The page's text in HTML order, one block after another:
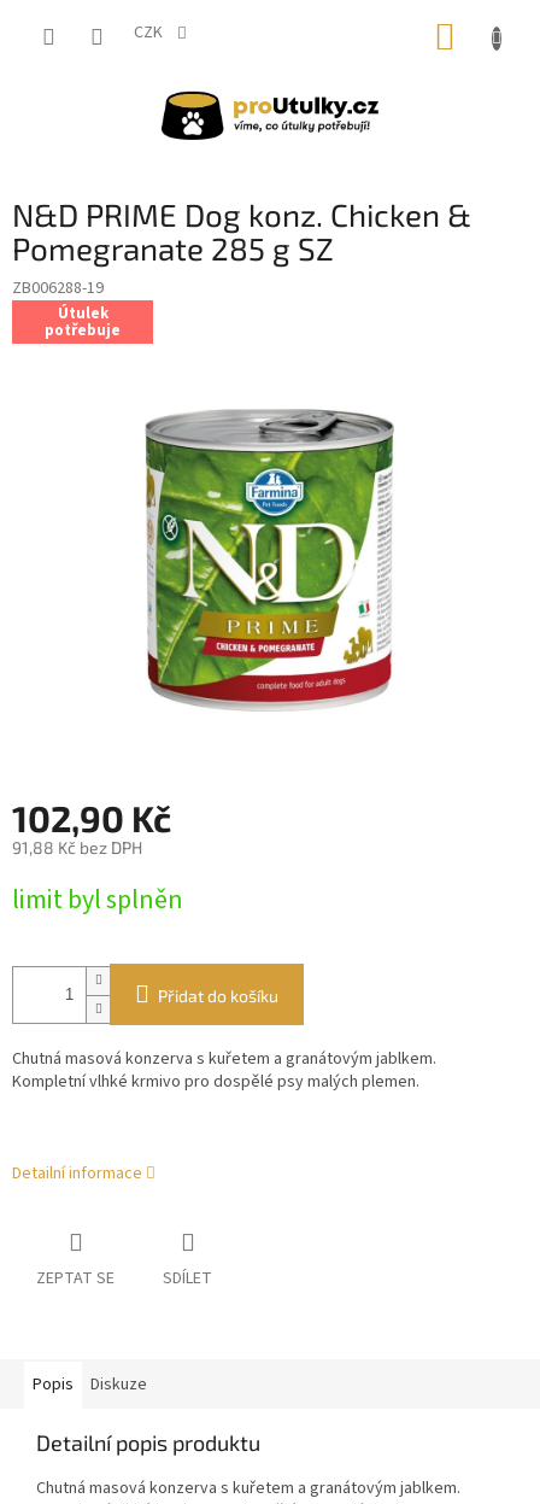
CZK
N&D PRIME Dog konz. Chicken &
Pomegranate 285 g SZ
ZB006288-19
Útulek
potřebuje
102,90 Kč
91,88 Kč bez DPH
cena:
limit byl splněn
Přidat do košíku
Chutná masová konzerva s kuřetem a granátovým jablkem.
Kompletní vlhké krmivo pro dospělé psy malých plemen.
Detailní informace
ZEPTAT SE SDÍLET
Popis Diskuze
Detailní popis produktu
Chutná masová konzerva s kuřetem a granátovým jablkem.